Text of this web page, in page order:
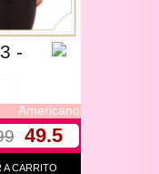
-
Americano
49.5
A CARRITO